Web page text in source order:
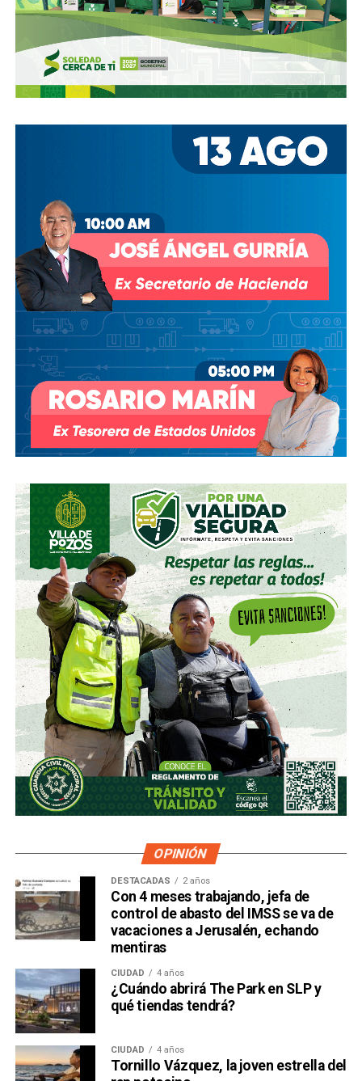
se otorgó la concesión para la administración de El
Realito, ni Slim ni Martínez ni los copresidentes de
Televisa tenían sus actuales injerencias en Aquos, por
lo que se podría decir que ésta fue heredada, y acabó
dejando el control de la presa en las manos de cuatro de
al menos tres intentos de rescindir o
modificar el contrato se han hecho sin haber
Agua abrió un expediente que no avanzó pese a 350 mil
afectados y una queja de oficio de la Comisión Estatal de
Derechos Humanos; en abril de 2023, el entonces
presidenteAndrés Manuel López Obradorrespondió a
una petición del gobernador Ricardo Gallardo Cardona con
un “a lo mejor se lo cambiamos” que no derivó en ningún
trámite documentado; y desde 2025, la Comisión Nacional
del Agua asegura estar “evaluando” el retiro de la
concesión, hasta el momento, sin resolución.
También lee:Diputada pide poner un alto a la empresa de
El Realito
OPINIÓN
DESTACADAS 2 años
Con 4 meses trabajando, jefa de
control de abasto del IMSS se va de
vacaciones a Jerusalén, echando
mentiras
CIUDAD 4 años
¿Cuándo abrirá The Park en SLP y
qué tiendas tendrá?
CIUDAD 4 años
Tornillo Vázquez, la joven estrella del